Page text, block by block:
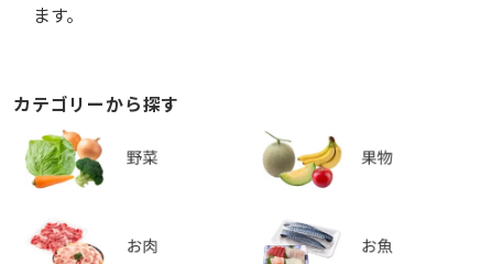
ます。
カテゴリーから探す